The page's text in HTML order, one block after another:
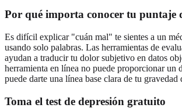
Por qué importa conocer tu puntaje
Es difícil explicar "cuán mal" te sientes a un
usando solo palabras. Las herramientas de
ayudan a traducir tu dolor subjetivo en datos
herramienta en línea no puede proporcionar un
puede darte una línea base clara de tu gravedad
Toma el test de depresión gratuito